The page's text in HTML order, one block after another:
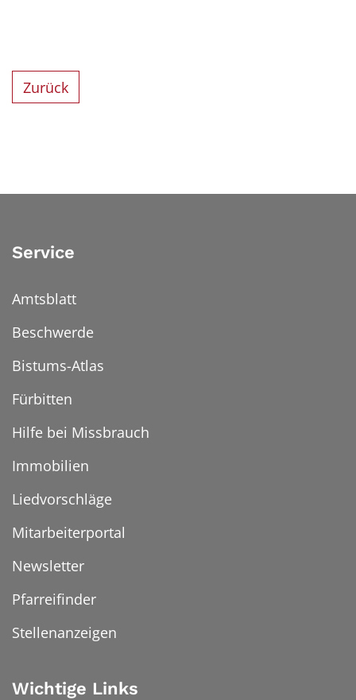
Zurück
Service
Amtsblatt
Beschwerde
Bistums-Atlas
Fürbitten
Hilfe bei Missbrauch
Immobilien
Liedvorschläge
Mitarbeiterportal
Newsletter
Pfarreifinder
Stellenanzeigen
Wichtige Links